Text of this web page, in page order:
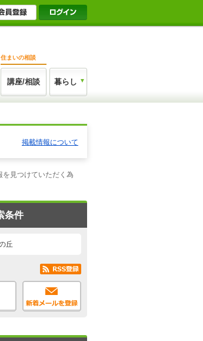
住まいの相談
講座/相談 暮らし
掲載情報について
見つけていただく為
条件
丘